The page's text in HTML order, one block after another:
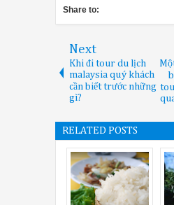
Share to:
Next
Khi đi tour du lịch
malaysia quý khách
cần biết trước những
gì?
RELATED POSTS